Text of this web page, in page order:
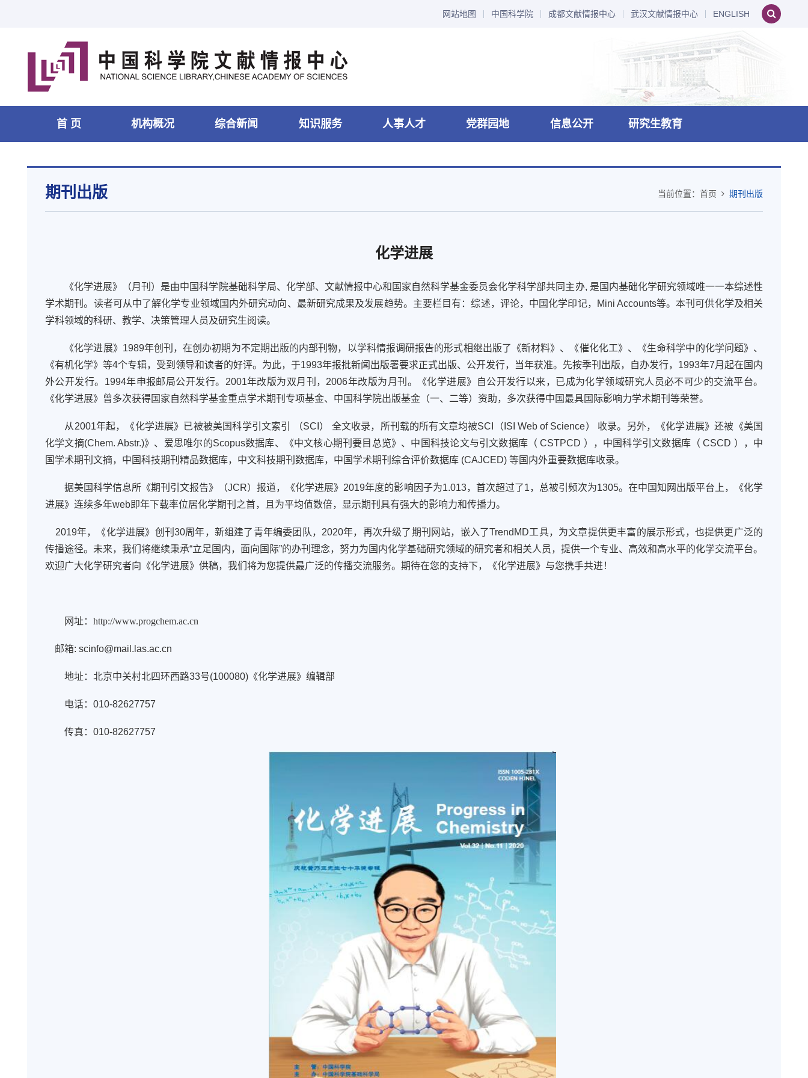
网站地图 中国科学院 成都文献情报中心 武汉文献情报中心 ENGLISH
首 页 机构概况 综合新闻 知识服务 人事人才 党群园地 信息公开 研究生教育
当前位置： 首页 期刊出版
期刊出版
化学进展
《化学进展》
（月刊）是由中国科学院基础科学局、化学部、文献情报中心和国家自然科学基金委员会化学科学部共同主办, 是国内基础化学研究领域唯一一本综述性
学术期刊。读者可从中了解化学专业领域国内外研究动向、最新研究成果及发展趋势。主要栏目有：综述，评论，中国化学印记，Mini Accounts等。本刊可供化学及相关
学科领域的科研、教学、决策管理人员及研究生阅读。
《化学进展》1989年创刊，在创办初期为不定期出版的内部刊物，以学科情报调研报告的形式相继出版了《新材料》、《催化化工》、《生命科学中的化学问题》、
《有机化学》等4个专辑，受到领导和读者的好评。为此，于1993年报批新闻出版署要求正式出版、公开发行，当年获准。先按季刊出版，自办发行，1993年7月起在国内
外公开发行。1994年申报邮局公开发行。2001年改版为双月刊，2006年改版为月刊。《化学进展》自公开发行以来，已成为化学领域研究人员必不可少的交流平台。
《化学进展》曾多次获得国家自然科学基金重点学术期刊专项基金、中国科学院出版基金（一、二等）资助，多次获得中国最具国际影响力学术期刊等荣誉。
从2001年起，《化学进展》已被被美国科学引文索引 （SCI） 全文收录，所刊载的所有文章均被SCI（ISI Web of Science） 收录。另外，《化学进展》还被《美国
化学文摘(Chem. Abstr.)》、爱思唯尔的Scopus数据库、《中文核心期刊要目总览》、中国科技论文与引文数据库（ CSTPCD ），中国科学引文数据库（ CSCD ），中
国学术期刊文摘，中国科技期刊精品数据库，中文科技期刊数据库，中国学术期刊综合评价数据库 (CAJCED) 等国内外重要数据库收录。
据美国科学信息所《期刊引文报告》（JCR）报道，《化学进展》2019年度的影响因子为1.013，首次超过了1，总被引频次为1305。在中国知网出版平台上，《化学
进展》连续多年web即年下载率位居化学期刊之首，且为平均值数倍，显示期刊具有强大的影响力和传播力。
2019年，《化学进展》创刊30周年，新组建了青年编委团队，2020年，再次升级了期刊网站，嵌入了TrendMD工具，为文章提供更丰富的展示形式，也提供更广泛的
传播途径。未来，我们将继续秉承“立足国内，面向国际”的办刊理念，努力为国内化学基础研究领域的研究者和相关人员，提供一个专业、高效和高水平的化学交流平台。
欢迎广大化学研究者向《化学进展》供稿，我们将为您提供最广泛的传播交流服务。期待在您的支持下，《化学进展》与您携手共进！
网址： http://www.progchem.ac.cn
邮箱: scinfo@mail.las.ac.cn
地址：北京中关村北四环西路33号(100080) 《化学进展》编辑部
电话： 010-82627757
传真： 010-82627757